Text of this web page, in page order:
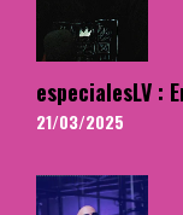
especialesLV :
21/03/2025